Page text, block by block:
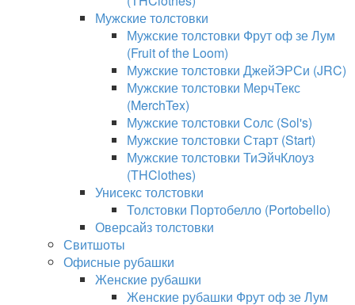
Мужские толстовки
Мужские толстовки Фрут оф зе Лум
(Fruit of the Loom)
Мужские толстовки ДжейЭРСи (JRC)
Мужские толстовки МерчТекс
(MerchTex)
Мужские толстовки Солс (Sol's)
Мужские толстовки Старт (Start)
Мужские толстовки ТиЭйчКлоуз
(THClothes)
Унисекс толстовки
Толстовки Портобелло (Portobello)
Оверсайз толстовки
Свитшоты
Офисные рубашки
Женские рубашки
Женские рубашки Фрут оф зе Лум